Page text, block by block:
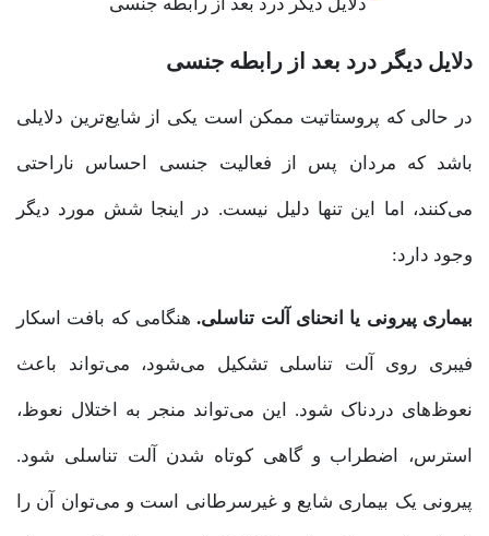
دلایل دیگر درد بعد از رابطه جنسی
در حالی که پروستاتیت ممکن است یکی از شایع‌ترین دلایلی
باشد که مردان پس از فعالیت جنسی احساس ناراحتی
می‌کنند، اما این تنها دلیل نیست. در اینجا شش مورد دیگر
وجود دارد:
بیماری پیرونی یا انحنای آلت تناسلی.هنگامی که بافت اسکار
فیبری روی آلت تناسلی تشکیل می‌شود، می‌تواند باعث
نعوظ‌های دردناک شود. این می‌تواند منجر به اختلال نعوظ،
استرس، اضطراب و گاهی کوتاه شدن آلت تناسلی شود.
پیرونی یک بیماری شایع و غیرسرطانی است و می‌توان آن را